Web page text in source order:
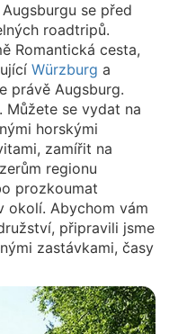
se před
roadtripů.
Romantická cesta,
Würzburg a
právě Augsburg.
Můžete se vydat na
horskými
zamířit na
regionu
prozkoumat
okolí. Abychom vám
připravili jsme
zastávkami, časy